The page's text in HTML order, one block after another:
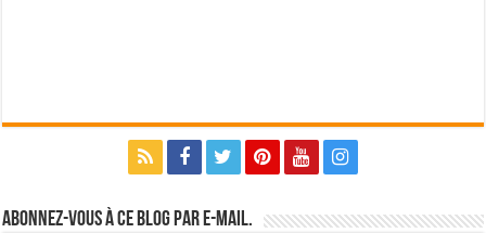
Abonnez-vous à ce blog par e-mail.